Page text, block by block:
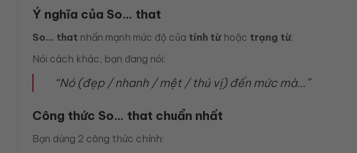
Ý nghĩa của So… that
So… that nhấn mạnh mức độ của tính từhoặc trạng từ.
Nói cách khác, bạn đang nói:
“Nó (đẹp / nhanh / mệt / thú vị) đến mức mà…”
Công thức So… that chuẩn nhất
Bạn dùng 2 công thức chính: